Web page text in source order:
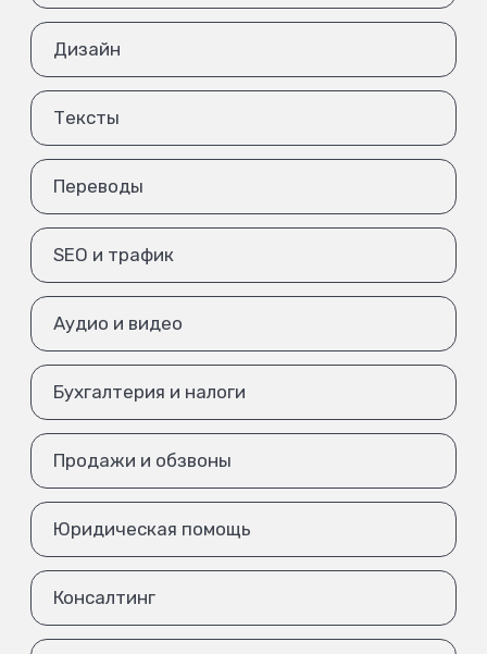
Дизайн
Тексты
Переводы
SEO и трафик
Аудио и видео
Бухгалтерия и налоги
Продажи и обзвоны
Юридическая помощь
Консалтинг